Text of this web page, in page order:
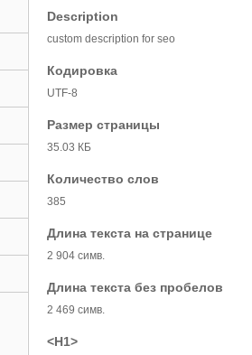
Description
custom description for seo
Кодировка
UTF-8
Размер страницы
35.03 КБ
Количество слов
385
Длина текста на странице
2 904 симв.
Длина текста без пробелов
2 469 симв.
<H1>